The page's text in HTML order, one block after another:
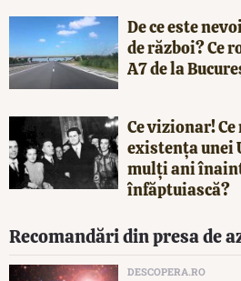
De ce este
de război? Ce
A7 de la
Ce vizionar!
existența unei
mulți ani
înfăptuiască?
Recomandări din presa de
DESCOPERA.RO